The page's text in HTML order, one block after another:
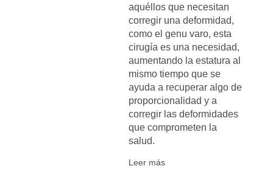
aquéllos que necesitan
corregir una deformidad,
como el genu varo, esta
cirugía es una necesidad,
aumentando la estatura al
mismo tiempo que se
ayuda a recuperar algo de
proporcionalidad y a
corregir las deformidades
que comprometen la
salud.
Leer más